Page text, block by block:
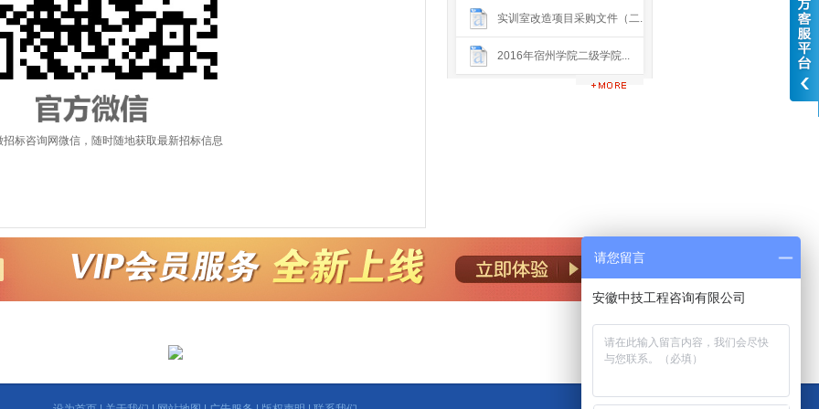
招标咨询网微信，随时随地获取最新招标信息
实训室改造项目采购文件（二...
2016年宿州学院二级学院...
请您留言
安徽中技工程咨询有限公司